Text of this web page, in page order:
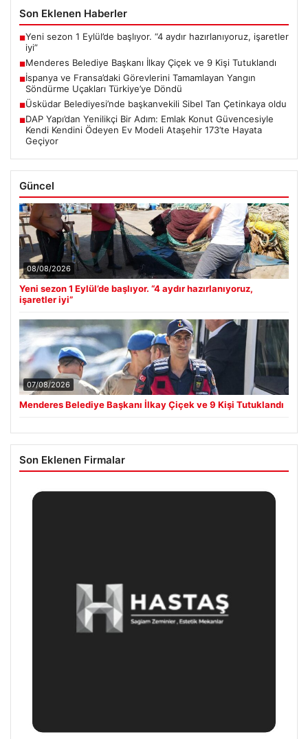
Son Eklenen Haberler
■Yeni sezon 1 Eylül’de başlıyor. “4 aydır hazırlanıyoruz, işaretler
iyi”
■Menderes Belediye Başkanı İlkay Çiçek ve 9 Kişi Tutuklandı
■İspanya ve Fransa’daki Görevlerini Tamamlayan Yangın
Söndürme Uçakları Türkiye’ye Döndü
■Üsküdar Belediyesi’nde başkanvekili Sibel Tan Çetinkaya oldu
■DAP Yapı’dan Yenilikçi Bir Adım: Emlak Konut Güvencesiyle
Kendi Kendini Ödeyen Ev Modeli Ataşehir 173’te Hayata
Geçiyor
Güncel
08/08/2026
Yeni sezon 1 Eylül’de başlıyor. “4 aydır hazırlanıyoruz,
işaretler iyi”
07/08/2026
Menderes Belediye Başkanı İlkay Çiçek ve 9 Kişi Tutuklandı
Son Eklenen Firmalar